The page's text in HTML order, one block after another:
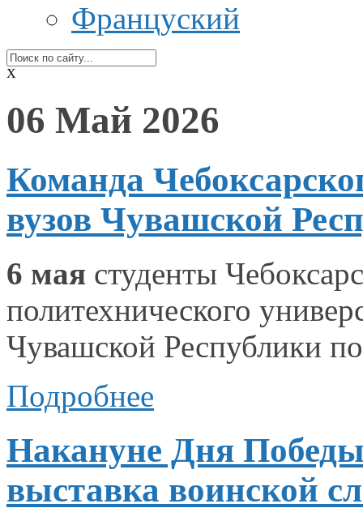
Француский
X
06 Май 2026
Команда
вузов Чувашской
6 мая студенты
политехнического
Чувашской Республики
Подробнее
Накануне Дня
выставка воинской